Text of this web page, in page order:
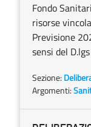
Fondo
risorse
Previsione
sensi del
Sezione:
Argomenti: